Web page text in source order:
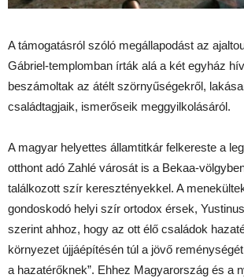
A támogatásról szóló megállapodást az
Gábriel-templomban írták alá a két egyház
beszámoltak az átélt szörnyűségekről,
családtagjaik, ismerőseik meggyilkolásáról.
A magyar helyettes államtitkár felkereste a
otthont adó Zahlé városát is a Bekaa-
találkozott szír keresztényekkel. A
gondoskodó helyi szír ortodox érsek,
szerint ahhoz, hogy az ott élő családok
környezet újjáépítésén túl a jövő
a hazatérőknek”. Ehhez Magyarország és a